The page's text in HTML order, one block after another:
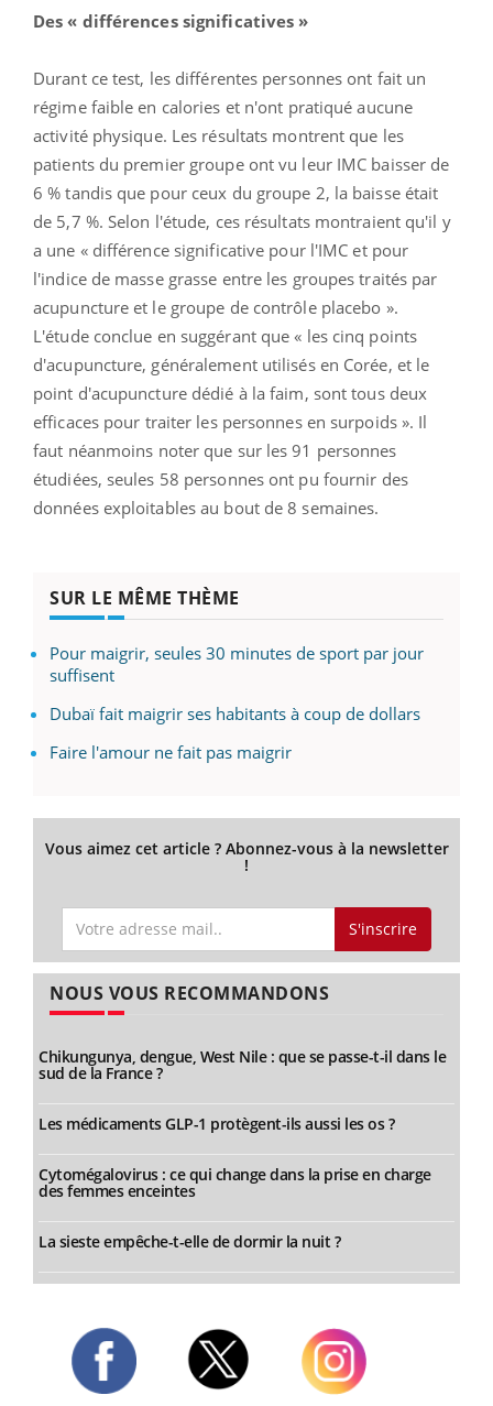
Des « différences significatives »
Durant ce test, les différentes personnes ont fait un
régime faible en calories et n'ont pratiqué aucune
activité physique. Les résultats montrent que les
patients du premier groupe ont vu leur IMC baisser de
6 % tandis que pour ceux du groupe 2, la baisse était
de 5,7 %. Selon l'étude, ces résultats montraient qu'il y
a une « différence significative pour l'IMC et pour
l'indice de masse grasse entre les groupes traités par
acupuncture et le groupe de contrôle placebo ».
L'étude conclue en suggérant que « les cinq points
d'acupuncture, généralement utilisés en Corée, et le
point d'acupuncture dédié à la faim, sont tous deux
efficaces pour traiter les personnes en surpoids ». Il
faut néanmoins noter que sur les 91 personnes
étudiées, seules 58 personnes ont pu fournir des
données exploitables au bout de 8 semaines.
SUR LE MÊME THÈME
Pour maigrir, seules 30 minutes de sport par jour
suffisent
Dubaï fait maigrir ses habitants à coup de dollars
Faire l'amour ne fait pas maigrir
Vous aimez cet article ? Abonnez-vous à la newsletter
!
S'inscrire
NOUS VOUS RECOMMANDONS
Chikungunya, dengue, West Nile : que se passe-t-il dans le
sud de la France ?
Les médicaments GLP-1 protègent-ils aussi les os ?
Cytomégalovirus : ce qui change dans la prise en charge
des femmes enceintes
La sieste empêche-t-elle de dormir la nuit ?